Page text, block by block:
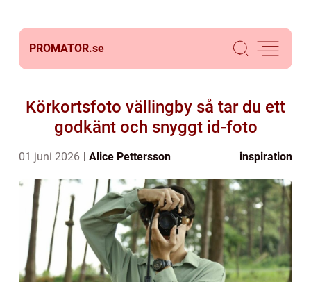
PROMATOR.se
Körkortsfoto vällingby så tar du ett
godkänt och snyggt id-foto
01 juni 2026 Alice Pettersson inspiration